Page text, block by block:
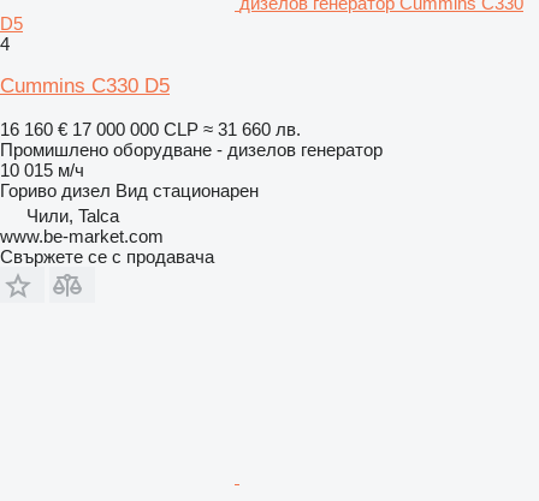
D5
4
Cummins C330 D5
16 160 € 17 000 000 CLP ≈ 31 660 лв.
Промишлено оборудване - дизелов генератор
10 015 м/ч
Гориво дизел Вид стационарен
Чили, Talca
www.be-market.com
Свържете се с продавача